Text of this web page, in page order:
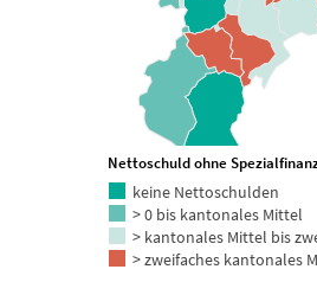
keine Nettoschulden
> 0 bis kantonales Mittel
> kantonales Mittel bis
> zweifaches kantonales
Nettoschuld ohne